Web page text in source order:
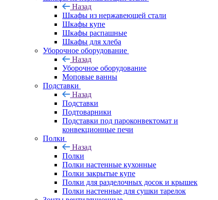
Назад
Шкафы из нержавеющей стали
Шкафы купе
Шкафы распашные
Шкафы для хлеба
Уборочное оборудование
Назад
Уборочное оборудование
Моповые ванны
Подставки
Назад
Подставки
Подтоварники
Подставки под пароконвектомат и
конвекционные печи
Полки
Назад
Полки
Полки настенные кухонные
Полки закрытые купе
Полки для разделочных досок и крышек
Полки настенные для сушки тарелок